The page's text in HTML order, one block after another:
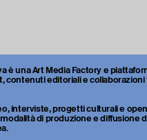
è una Art Media Factory e
contenuti editoriali e
interviste, progetti culturali e
di produzione e diffusione